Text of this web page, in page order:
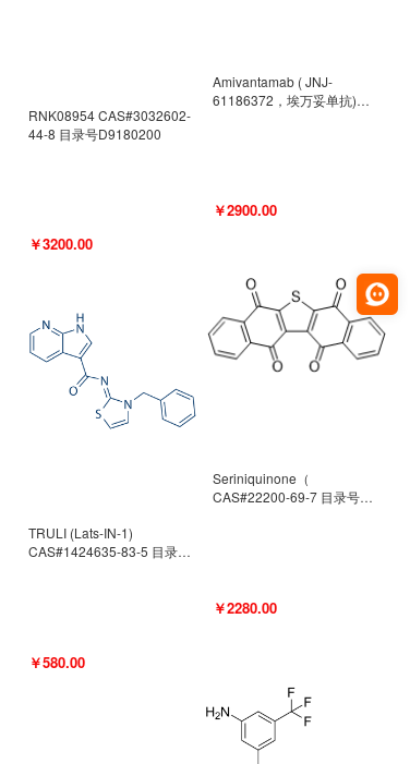
RNK08954 CAS#3032602-
44-8 目录号D9180200
￥3200.00
TRULI (Lats-IN-1)
CAS#1424635-83-5 目录号
￥580.00
Amivantamab ( JNJ-
61186372，埃万妥单抗)
￥2900.00
Seriniquinone（
CAS#22200-69-7 目录号
￥2280.00